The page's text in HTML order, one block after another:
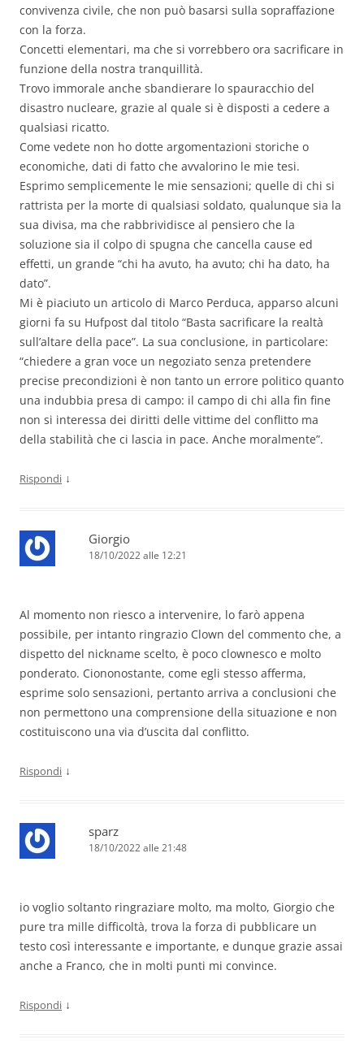
convivenza civile, che non può basarsi sulla sopraffazione
con la forza.
Concetti elementari, ma che si vorrebbero ora sacrificare in
funzione della nostra tranquillità.
Trovo immorale anche sbandierare lo spauracchio del
disastro nucleare, grazie al quale si è disposti a cedere a
qualsiasi ricatto.
Come vedete non ho dotte argomentazioni storiche o
economiche, dati di fatto che avvalorino le mie tesi.
Esprimo semplicemente le mie sensazioni; quelle di chi si
rattrista per la morte di qualsiasi soldato, qualunque sia la
sua divisa, ma che rabbrividisce al pensiero che la
soluzione sia il colpo di spugna che cancella cause ed
effetti, un grande “chi ha avuto, ha avuto; chi ha dato, ha
dato”.
Mi è piaciuto un articolo di Marco Perduca, apparso alcuni
giorni fa su Hufpost dal titolo “Basta sacrificare la realtà
sull’altare della pace”. La sua conclusione, in particolare:
“chiedere a gran voce un negoziato senza pretendere
precise precondizioni è non tanto un errore politico quanto
una indubbia presa di campo: il campo di chi alla fin fine
non si interessa dei diritti delle vittime del conflitto ma
della stabilità che ci lascia in pace. Anche moralmente”.
Rispondi ↓
Giorgio
18/10/2022 alle 12:21
Al momento non riesco a intervenire, lo farò appena
possibile, per intanto ringrazio Clown del commento che, a
dispetto del nickname scelto, è poco clownesco e molto
ponderato. Ciononostante, come egli stesso afferma,
esprime solo sensazioni, pertanto arriva a conclusioni che
non permettono una comprensione della situazione e non
costituiscono una via d’uscita dal conflitto.
Rispondi ↓
sparz
18/10/2022 alle 21:48
io voglio soltanto ringraziare molto, ma molto, Giorgio che
pure tra mille difficoltà, trova la forza di pubblicare un
testo così interessante e importante, e dunque grazie assai
anche a Franco, che in molti punti mi convince.
Rispondi ↓